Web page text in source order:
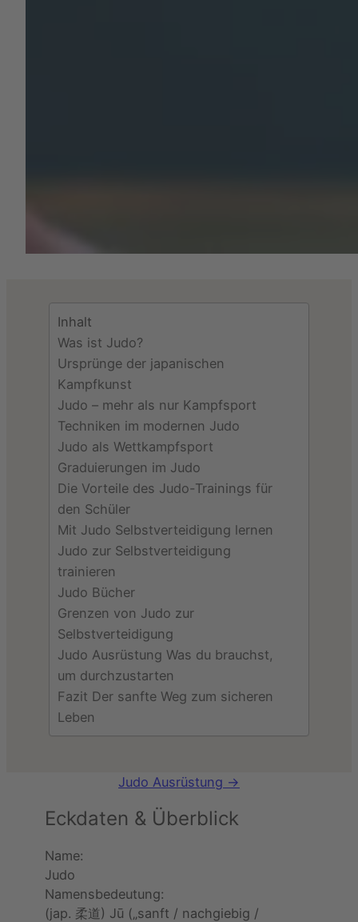
Inhalt
Was ist Judo?
Ursprünge der japanischen
Kampfkunst
Judo – mehr als nur Kampfsport
Techniken im modernen Judo
Judo als Wettkampfsport
Graduierungen im Judo
Die Vorteile des Judo-Trainings für
den Schüler
Mit Judo Selbstverteidigung lernen
Judo zur Selbstverteidigung
trainieren
Judo Bücher
Grenzen von Judo zur
Selbstverteidigung
Judo Ausrüstung Was du brauchst,
um durchzustarten
Fazit Der sanfte Weg zum sicheren
Leben
Judo Ausrüstung →
Eckdaten & Überblick
Name:
Judo
Namensbedeutung:
(jap. 柔道) Jū („sanft / nachgiebig /